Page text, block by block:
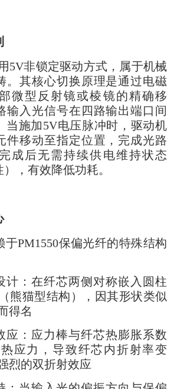
5V非锁定驱动方式，属于机械
。其核心切换原理是通过电磁
微型反射镜或棱镜的精确移
输入光信号在四路输出端口间
当施加5V电压脉冲时，驱动机
件移动至指定位置，完成光路
成后无需持续供电维持状态
），有效降低功耗。
于PM1550保偏光纤的特殊结构
计：在纤芯两侧对称嵌入圆柱
熊猫型结构），因其形状类似
得名
应：应力棒与纤芯热膨胀系数
应力，导致纤芯内折射率变
烈的双折射效应